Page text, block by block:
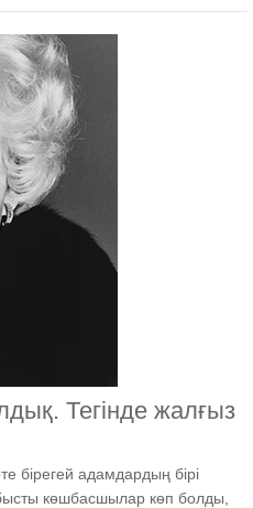
Тегінде жалғыз
бірегей адамдардың бірі
көшбасшылар көп болды,